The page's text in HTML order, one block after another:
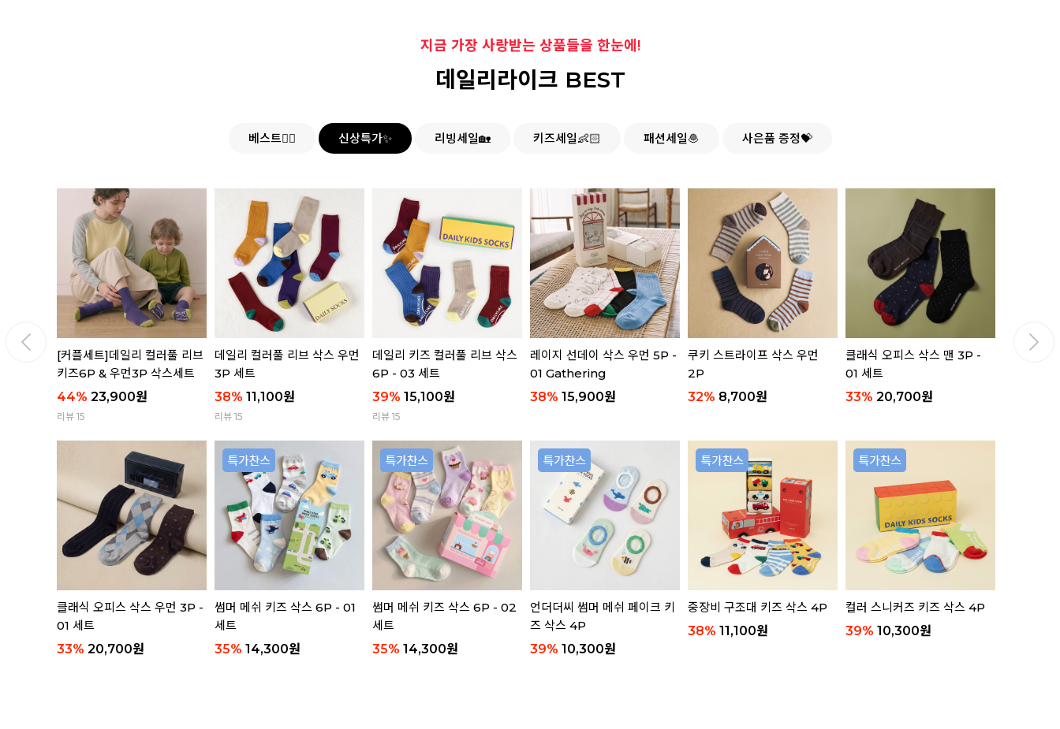
지금 가장 사랑받는 상품들을 한눈에!
데일리라이크 BEST
베스트👍🏻 신상특가✨ 리빙세일🏡 키즈세일👶🏻 패션세일🧆 사은품 증정💝
스 4P
[커플세트]데일리 컬러풀 리브
키즈6P & 우먼3P 삭스세트
44% 23,900원
리뷰 15
데일리 컬러풀 리브 삭스 우먼
3P 세트
38% 11,100원
리뷰 15
데일리 키즈 컬러풀 리브 삭스
6P - 03 세트
39% 15,100원
리뷰 15
레이지 선데이 삭스 우먼 5P -
01 Gathering
38% 15,900원
쿠키 스트라이프 삭스 우먼
2P
32% 8,700원
클래식 오피스 삭스 맨 3P -
01 세트
33% 20,700원
클래식 오피스 삭스 우먼 3P -
01 세트
33% 20,700원
썸머 메쉬 키즈 삭스 6P - 01
세트
35% 14,300원
썸머 메쉬 키즈 삭스 6P - 02
세트
35% 14,300원
언더더씨 썸머 메쉬 페이크 키
즈 삭스 4P
39% 10,300원
중장비 구조대 키즈 삭스 4P
38% 11,100원
컬러 스니커즈 키즈 삭스 4P
39% 10,300원
핸들 플